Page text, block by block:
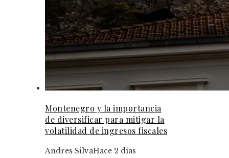
Montenegro y la importancia
de diversificar para mitigar la
volatilidad de ingresos fiscales
Andres SilvaHace 2 días